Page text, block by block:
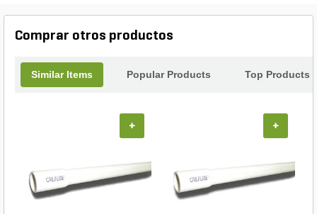
Comprar otros productos
Similar Items Popular Products Top Products
+ +